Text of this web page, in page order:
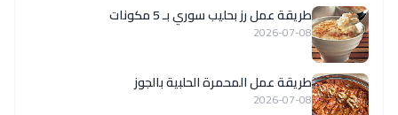
طريقة عمل رز بحليب سوري بـ 5 مكونات
2026-07-08
طريقة عمل المحمرة الحلبية بالجوز
2026-07-08